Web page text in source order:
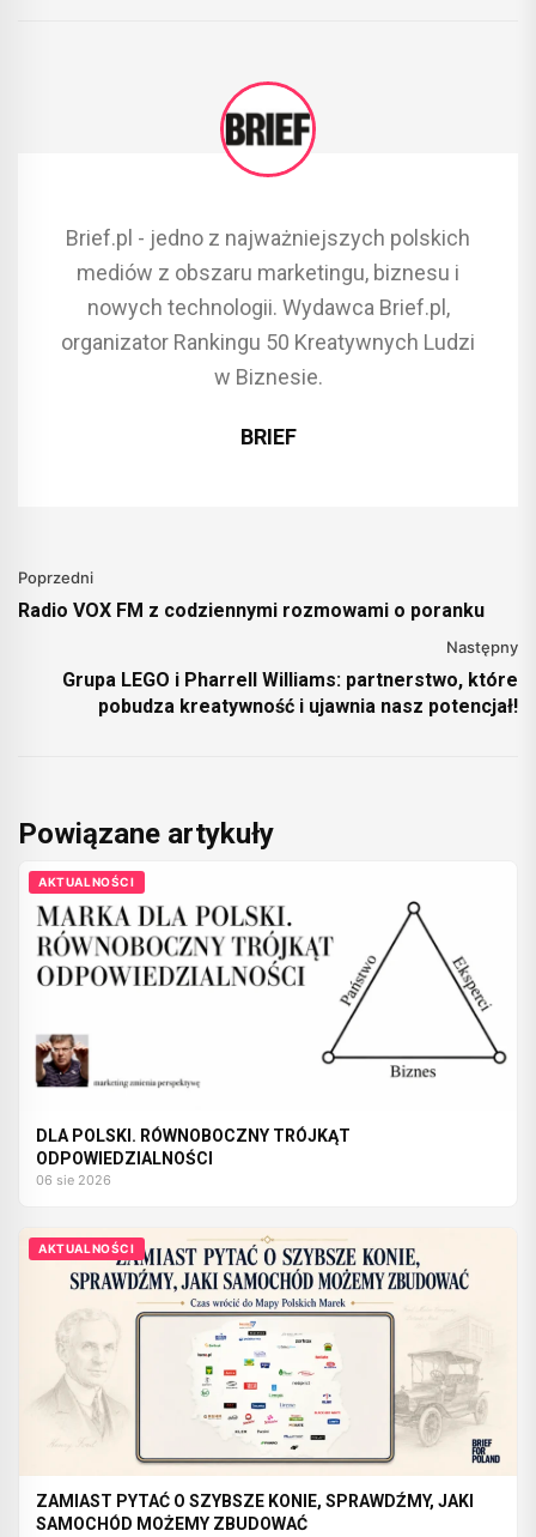
Brief.pl - jedno z najważniejszych polskich
mediów z obszaru marketingu, biznesu i
nowych technologii. Wydawca Brief.pl,
organizator Rankingu 50 Kreatywnych Ludzi
w Biznesie.
BRIEF
Poprzedni
Radio VOX FM z codziennymi rozmowami o poranku
Następny
Grupa LEGO i Pharrell Williams: partnerstwo, które
pobudza kreatywność i ujawnia nasz potencjał!
Powiązane artykuły
AKTUALNOŚCI
DLA POLSKI. RÓWNOBOCZNY TRÓJKĄT
ODPOWIEDZIALNOŚCI
06 sie 2026
AKTUALNOŚCI
ZAMIAST PYTAĆ O SZYBSZE KONIE, SPRAWDŹMY, JAKI
SAMOCHÓD MOŻEMY ZBUDOWAĆ